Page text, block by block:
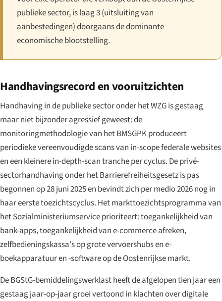
publieke sector, is laag 3 (uitsluiting van
aanbestedingen) doorgaans de dominante
economische blootstelling.
Handhavingsrecord en vooruitzichten
Handhaving in de publieke sector onder het WZG is gestaag
maar niet bijzonder agressief geweest: de
monitoringmethodologie van het BMSGPK produceert
periodieke vereenvoudigde scans van in-scope federale websites
en een kleinere in-depth-scan tranche per cyclus. De privé-
sectorhandhaving onder het Barrierefreiheitsgesetz is pas
begonnen op 28 juni 2025 en bevindt zich per medio 2026 nog in
haar eerste toezichtscyclus. Het markttoezichtsprogramma van
het Sozialministeriumservice prioriteert: toegankelijkheid van
bank-apps, toegankelijkheid van e-commerce afreken,
zelfbedieningskassa's op grote vervoershubs en e-
boekapparatuur en -software op de Oostenrijkse markt.
De BGStG-bemiddelingswerklast heeft de afgelopen tien jaar een
gestaag jaar-op-jaar groei vertoond in klachten over digitale